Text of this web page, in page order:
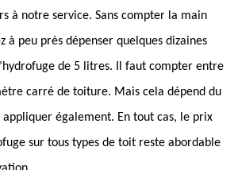
à notre service. Sans compter la main
à peu près dépenser quelques dizaines
de 5 litres. Il faut compter entre
carré de toiture. Mais cela dépend du
appliquer également. En tout cas, le prix
sur tous types de toit reste abordable